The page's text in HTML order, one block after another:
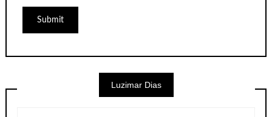
Luzimar Dias